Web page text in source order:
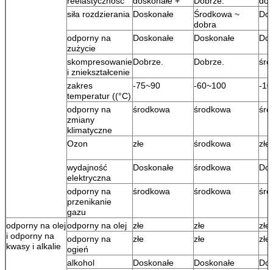
siła rozdzierania Doskonałe
Środkowa ~
dobra
odporny na
zużycie
Doskonałe Doskonałe
skompresowanie
i zniekształcenie
Dobrze. Dobrze.
zakres
temperatur ((°C)
-75~90 -60~100 -
odporny na
zmiany
klimatyczne
środkowa środkowa
Ozon złe środkowa złe
wydajność
elektryczna
Doskonałe środkowa
odporny na
przenikanie
gazu
środkowa środkowa
odporny na olej
i odporny na
kwasy i alkalie
odporny na olej złe złe
złe
odporny na
ogień
złe złe złe
alkohol Doskonałe Doskonałe